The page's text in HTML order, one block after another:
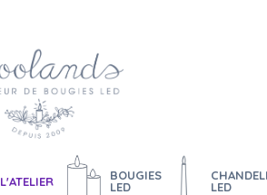
L'ATELIER
BOUGIES
LED
LED